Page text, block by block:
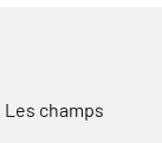
Les champs